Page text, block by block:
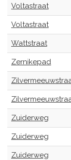
Voltastraat
Voltastraat
Wattstraat
Zernikepad
Zuiderweg
Zuiderweg
Zuiderweg